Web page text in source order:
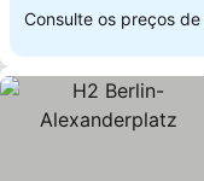
Consulte os preços de